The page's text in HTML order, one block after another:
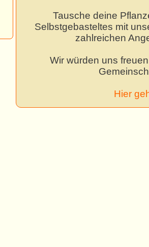
Tausche deine
Selbstgebasteltes mit
zahlreichen
Wir würden uns
Hier